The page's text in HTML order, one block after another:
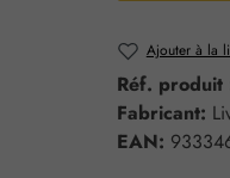
Ajouter à la
Réf. produit
Fabricant:
EAN: